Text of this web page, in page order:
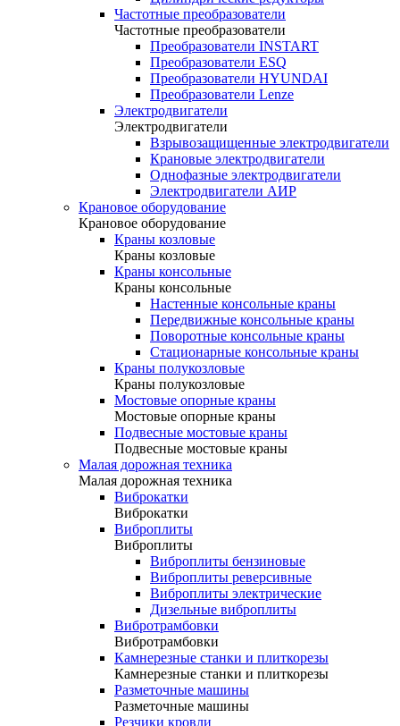
Частотные преобразователи
Частотные преобразователи
Преобразователи INSTART
Преобразователи ESQ
Преобразователи HYUNDAI
Преобразователи Lenze
Электродвигатели
Электродвигатели
Взрывозащищенные электродвигатели
Крановые электродвигатели
Однофазные электродвигатели
Электродвигатели АИР
Крановое оборудование
Крановое оборудование
Краны козловые
Краны козловые
Краны консольные
Краны консольные
Настенные консольные краны
Передвижные консольные краны
Поворотные консольные краны
Стационарные консольные краны
Краны полукозловые
Краны полукозловые
Мостовые опорные краны
Мостовые опорные краны
Подвесные мостовые краны
Подвесные мостовые краны
Малая дорожная техника
Малая дорожная техника
Виброкатки
Виброкатки
Виброплиты
Виброплиты
Виброплиты бензиновые
Виброплиты реверсивные
Виброплиты электрические
Дизельные виброплиты
Вибротрамбовки
Вибротрамбовки
Камнерезные станки и плиткорезы
Камнерезные станки и плиткорезы
Разметочные машины
Разметочные машины
Резчики кровли